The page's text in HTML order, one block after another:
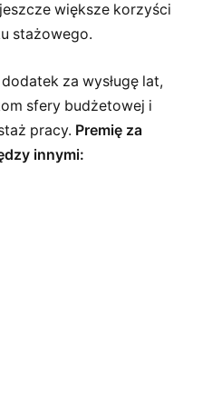
większe korzyści
stażowego.
za wysługę lat,
sfery budżetowej i
pracy. Premię za
innymi: